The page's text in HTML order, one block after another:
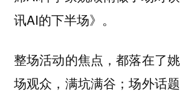
讯AI的下半场》。
整场活动的焦点，都落在了
场观众，满坑满谷；场外话